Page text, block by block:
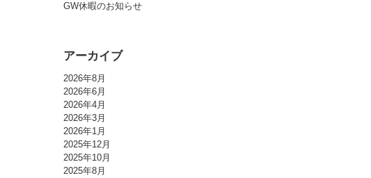
GW休暇のお知らせ
アーカイブ
2026年8月
2026年6月
2026年4月
2026年3月
2026年1月
2025年12月
2025年10月
2025年8月